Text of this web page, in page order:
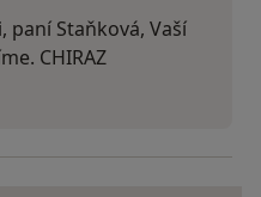
paní Staňková, Vaší
CHIRAZ